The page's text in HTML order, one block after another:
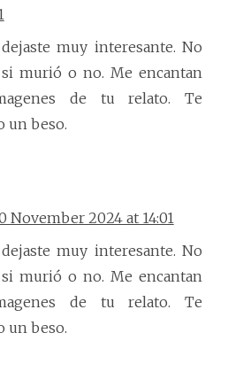
muy interesante. No
si murió o no. Me encantan
de tu relato. Te
un beso.
November 2024 at 14:01
muy interesante. No
si murió o no. Me encantan
de tu relato. Te
un beso.